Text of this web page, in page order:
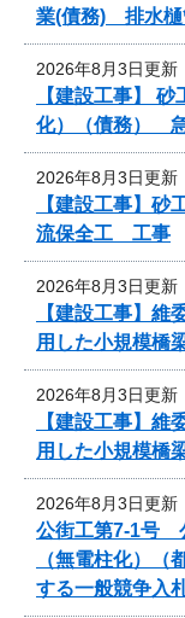
業(債務) 排水
2026年8月3日更新
【建設工事】
化）（債務）
2026年8月3日更新
【建設工事】
流保全工 工事
2026年8月3日更新
【建設工事】維
用した小規模橋
2026年8月3日更新
【建設工事】維
用した小規模橋
2026年8月3日更新
公街工第7-1号
（無電柱化）
する一般競争入